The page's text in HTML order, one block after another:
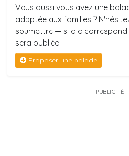
Vous aussi vous avez une
adaptée aux familles ?
soumettre — si elle correspond
sera publiée !
Proposer une balade
PUBLICITÉ